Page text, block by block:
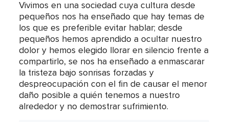
Vivimos en una sociedad cuya cultura desde
pequeños nos ha enseñado que hay temas de
los que es preferible evitar hablar; desde
pequeños hemos aprendido a ocultar nuestro
dolor y hemos elegido llorar en silencio frente a
compartirlo, se nos ha enseñado a enmascarar
la tristeza bajo sonrisas forzadas y
despreocupación con el fin de causar el menor
daño posible a quién tenemos a nuestro
alrededor y no demostrar sufrimiento.